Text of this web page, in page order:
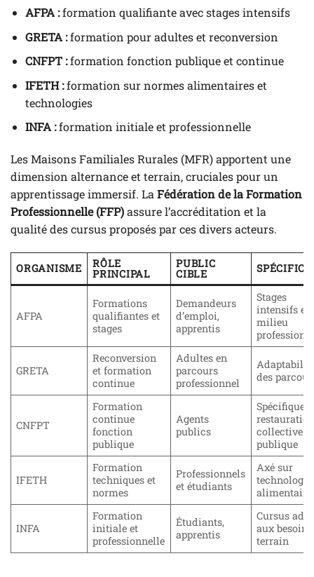
AFPA :formation qualifiante avec stages intensifs
GRETA :formation pour adultes et reconversion
CNFPT :formation fonction publique et continue
IFETH :formation sur normes alimentaires et
technologies
INFA :formation initiale et professionnelle
Les Maisons Familiales Rurales (MFR) apportent une
dimension alternance et terrain, cruciales pour un
apprentissage immersif. LaFédération de la Formation
Professionnelle (FFP)assure l’accréditation et la
qualité des cursus proposés par ces divers acteurs.
ORGANISME RÔLE
PRINCIPAL
PUBLIC
CIBLE
AFPA
Formations
qualifiantes et
stages
Demandeurs
d’emploi,
apprentis
Stages
intensifs en
milieu
GRETA
Reconversion
et formation
continue
Adultes en
parcours
professionnel
des
CNFPT
Formation
continue
fonction
publique
Agents
publics
Spécifique
collective
publique
IFETH
Formation
techniques et
normes
Professionnels
et étudiants
Axé sur
INFA
Formation
initiale et
professionnelle
Étudiants,
apprentis
Cursus
aux
terrain